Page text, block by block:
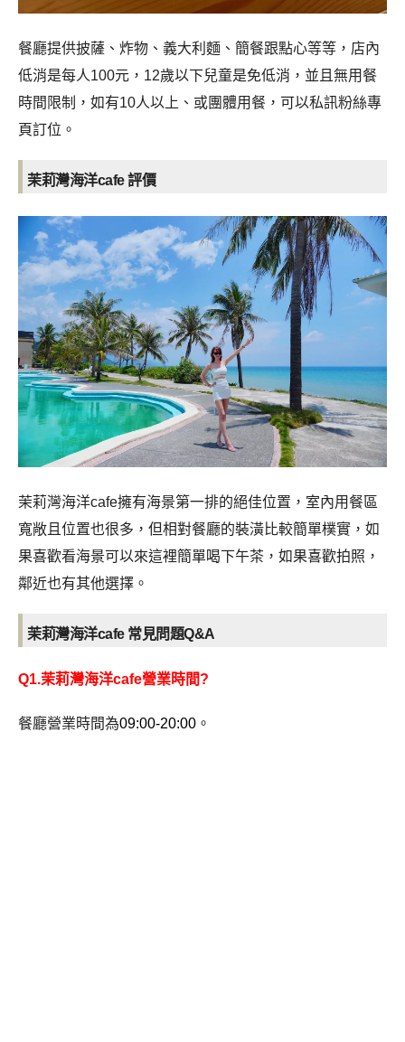
餐廳提供披薩、炸物、義大利麵、簡餐跟點心等等，店內
低消是每人100元，12歲以下兒童是免低消，並且無用餐
時間限制，如有10人以上、或團體用餐，可以私訊粉絲專
頁訂位。
茉莉灣海洋cafe評價
茉莉灣海洋cafe擁有海景第一排的絕佳位置，室內用餐區
寬敞且位置也很多，但相對餐廳的裝潢比較簡單樸實，如
果喜歡看海景可以來這裡簡單喝下午茶，如果喜歡拍照，
鄰近也有其他選擇。
茉莉灣海洋cafe 常見問題Q&A
Q1.茉莉灣海洋cafe營業時間?
餐廳營業時間為09:00-20:00 。